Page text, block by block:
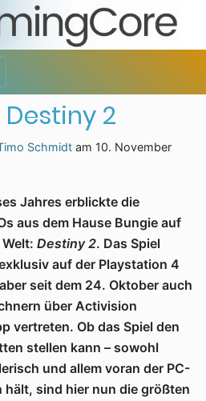
2
Schmidt am 10. November
Jahres erblickte die
aus dem Hause Bungie auf
Destiny 2. Das Spiel
auf der Playstation 4
seit dem 24. Oktober auch
über Activision
vertreten. Ob das Spiel den
stellen kann – sowohl
und allem voran der PC-
hält, sind hier nun die größten